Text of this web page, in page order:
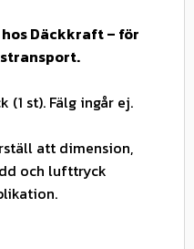
hos Däckkraft – för
(1 st). Fälg ingår ej.
att dimension,
och lufttryck